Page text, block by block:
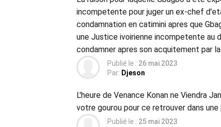
incompetente pour juger un ex-chef
condamnation en catimini apres que
une Justice ivoirienne incompetente au
condamner apres son acquitement par
Publié le : 26 mai 2023
Par: Djeson
L'heure de Venance Konan ne Viendra
votre gourou pour ce retrouver dans une
Publié le : 25 mai 2023